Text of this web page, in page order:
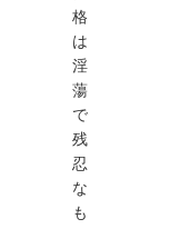
格
は
淫
蕩
で
残
忍
な
も